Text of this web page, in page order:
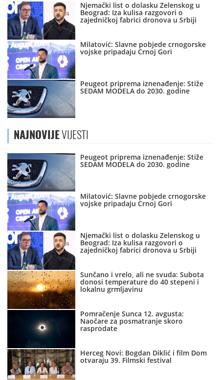
Njemački list o dolasku Zelenskog u
Beograd: Iza kulisa razgovori o
zajedničkoj fabrici dronova u Srbiji
Milatović: Slavne pobjede crnogorske
vojske pripadaju Crnoj Gori
Peugeot priprema iznenađenje: Stiže
SEDAM MODELA do 2030. godine
NAJNOVIJEVIJESTI
Peugeot priprema iznenađenje: Stiže
SEDAM MODELA do 2030. godine
Milatović: Slavne pobjede crnogorske
vojske pripadaju Crnoj Gori
Njemački list o dolasku Zelenskog u
Beograd: Iza kulisa razgovori o
zajedničkoj fabrici dronova u Srbiji
Sunčano i vrelo, ali ne svuda: Subota
donosi temperature do 40 stepeni i
lokalnu grmljavinu
Pomračenje Sunca 12. avgusta:
Naočare za posmatranje skoro
rasprodate
Herceg Novi: Bogdan Diklić i film Dom
otvaraju 39. Filmski festival